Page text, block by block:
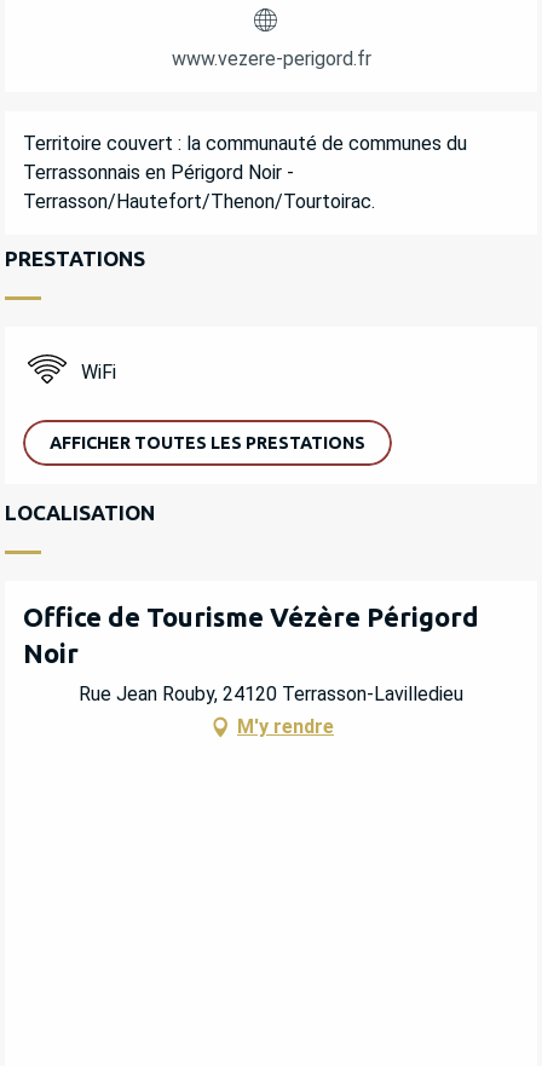
www.vezere-perigord.fr
DESCRIPTION
Territoire couvert : la communauté de communes du
Terrassonnais en Périgord Noir -
Terrasson/Hautefort/Thenon/Tourtoirac.
PRESTATIONS
WiFi
AFFICHER TOUTES LES PRESTATIONS
LOCALISATION
Office de Tourisme Vézère Périgord
Noir
Rue Jean Rouby, 24120 Terrasson-Lavilledieu
M'y rendre